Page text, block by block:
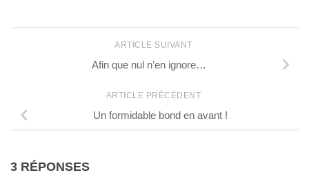
ARTICLE SUIVANT
Afin que nul n’en ignore…
ARTICLE PRÉCÉDENT
Un formidable bond en avant !
3 RÉPONSES